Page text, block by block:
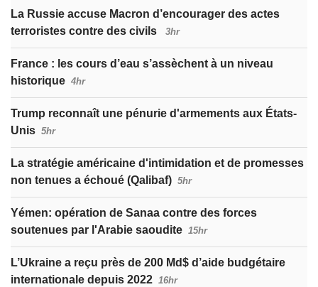
La Russie accuse Macron d’encourager des actes
terroristes contre des civils
3hr
France : les cours d’eau s’assèchent à un niveau
historique 4hr
Trump reconnaît une pénurie d'armements aux États-
Unis 5hr
La stratégie américaine d'intimidation et de promesses
non tenues a échoué (Qalibaf) 5hr
Yémen: opération de Sanaa contre des forces
soutenues par l'Arabie saoudite 15hr
L’Ukraine a reçu près de 200 Md$ d’aide budgétaire
internationale depuis 2022 16hr